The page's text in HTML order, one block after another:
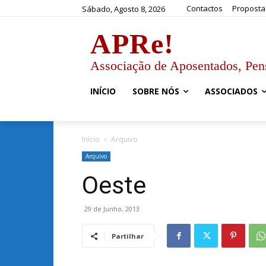
Sábado, Agosto 8, 2026 Contactos
APRe!
Associação de Aposentados,
INÍCIO SOBRE NÓS ASSOCIADOS
Início Arquivo
Arquivo
Oeste
29 de Junho, 2013
Partilhar